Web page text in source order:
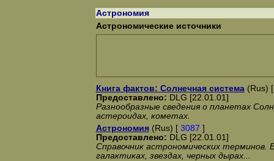
Астрономия
Астрономические источники
Книга фактов: Солнечная система(Rus)
Предоставлено: DLG [22.01.01]
Разнообразные сведения о планетах
астероидах, кометах.
Астрономия(Rus) [ 3087 ]
Предоставлено: DLG [22.01.01]
Справочник астрономических терминов.
галактиках, звездах, черных дырах...